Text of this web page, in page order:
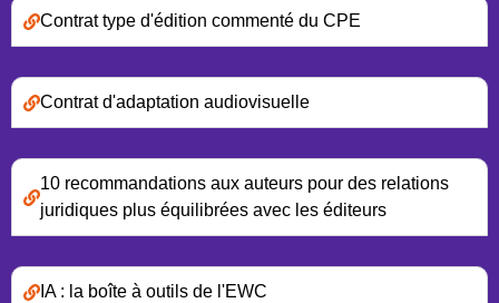
Contrat type d'édition commenté du CPE
Contrat d'adaptation audiovisuelle
10 recommandations aux auteurs pour des relations
juridiques plus équilibrées avec les éditeurs
IA : la boîte à outils de l'EWC